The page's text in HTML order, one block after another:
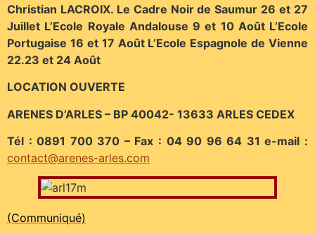
Christian LACROIX. Le Cadre Noir de Saumur 26 et 27
Juillet L’Ecole Royale Andalouse 9 et 10 Août L’Ecole
Portugaise 16 et 17 Août L’Ecole Espagnole de Vienne
22.23 et 24 Août
LOCATION OUVERTE
ARENES D’ARLES – BP 40042- 13633 ARLES CEDEX
Tél : 0891 700 370 – Fax : 04 90 96 64 31 e-mail :
contact@arenes-arles.com
(Communiqué)